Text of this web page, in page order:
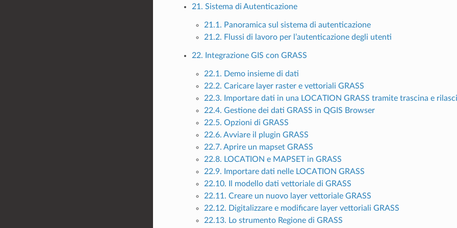
21. Sistema di Autenticazione
21.1. Panoramica sul sistema di autenticazione
21.2. Flussi di lavoro per l’autenticazione degli utenti
22. Integrazione GIS con GRASS
22.1. Demo insieme di dati
22.2. Caricare layer raster e vettoriali GRASS
22.3. Importare dati in una LOCATION GRASS tramite trascina e
22.4. Gestione dei dati GRASS in QGIS Browser
22.5. Opzioni di GRASS
22.6. Avviare il plugin GRASS
22.7. Aprire un mapset GRASS
22.8. LOCATION e MAPSET in GRASS
22.9. Importare dati nelle LOCATION GRASS
22.10. Il modello dati vettoriale di GRASS
22.11. Creare un nuovo layer vettoriale GRASS
22.12. Digitalizzare e modificare layer vettoriali GRASS
22.13. Lo strumento Regione di GRASS